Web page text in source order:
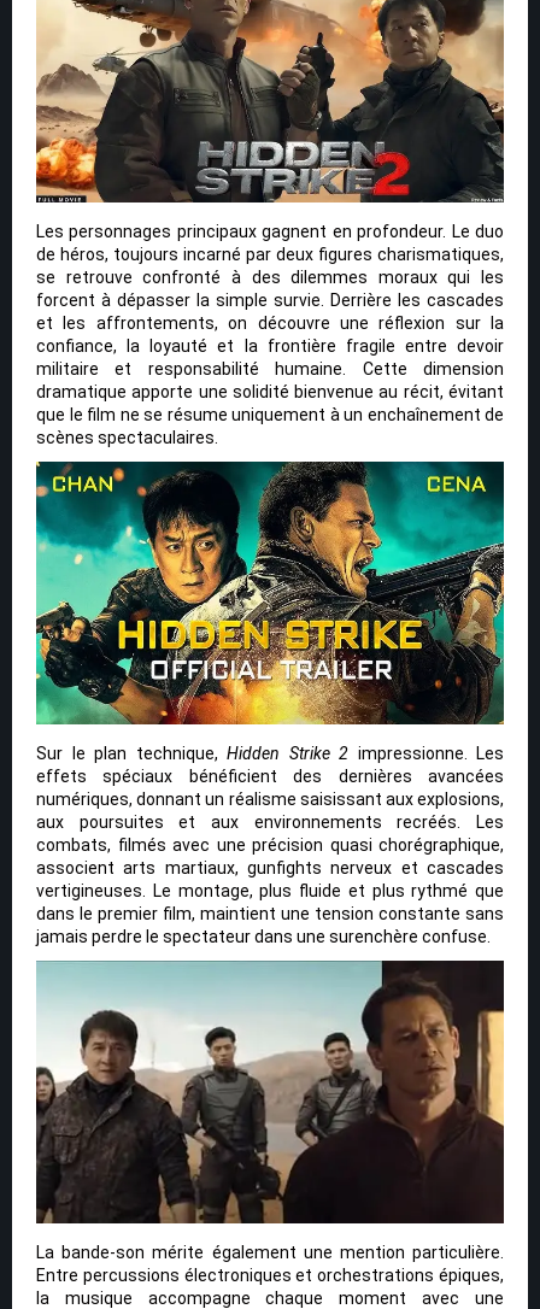
Les personnages principaux gagnent en profondeur. Le duo
de héros, toujours incarné par deux figures charismatiques,
se retrouve confronté à des dilemmes moraux qui les
forcent à dépasser la simple survie. Derrière les cascades
et les affrontements, on découvre une réflexion sur la
confiance, la loyauté et la frontière fragile entre devoir
militaire et responsabilité humaine. Cette dimension
dramatique apporte une solidité bienvenue au récit, évitant
que le film ne se résume uniquement à un enchaînement de
scènes spectaculaires.
Sur le plan technique, Hidden Strike 2 impressionne. Les
effets spéciaux bénéficient des dernières avancées
numériques, donnant un réalisme saisissant aux explosions,
aux poursuites et aux environnements recréés. Les
combats, filmés avec une précision quasi chorégraphique,
associent arts martiaux, gunfights nerveux et cascades
vertigineuses. Le montage, plus fluide et plus rythmé que
dans le premier film, maintient une tension constante sans
jamais perdre le spectateur dans une surenchère confuse.
La bande-son mérite également une mention particulière.
Entre percussions électroniques et orchestrations épiques,
la musique accompagne chaque moment avec une